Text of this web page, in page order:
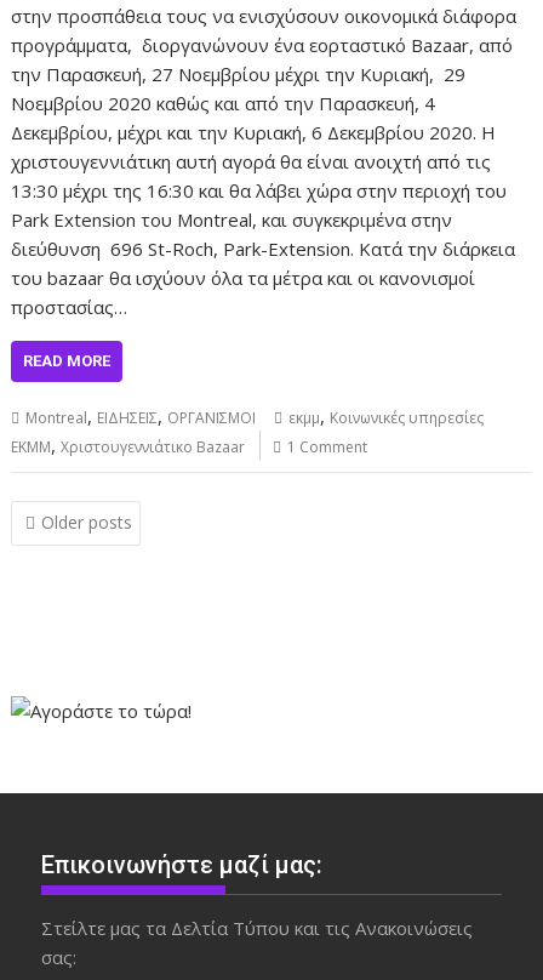
στην προσπάθεια τους να ενισχύσουν οικονομικά διάφορα
προγράμματα, διοργανώνουν ένα εορταστικό Bazaar, από
την Παρασκευή, 27 Νοεμβρίου μέχρι την Κυριακή, 29
Νοεμβρίου 2020 καθώς και από την Παρασκευή, 4
Δεκεμβρίου, μέχρι και την Κυριακή, 6 Δεκεμβρίου 2020. Η
χριστουγεννιάτικη αυτή αγορά θα είναι ανοιχτή από τις
13:30 μέχρι της 16:30 και θα λάβει χώρα στην περιοχή του
Park Extension του Montreal, και συγκεκριμένα στην
διεύθυνση 696 St-Roch, Park-Extension. Κατά την διάρκεια
του bazaar θα ισχύουν όλα τα μέτρα και οι κανονισμοί
προστασίας…
READ MORE
Montreal, ΕΙΔΗΣΕΙΣ, ΟΡΓΑΝΙΣΜΟΙ εκμμ, Κοινωνικές υπηρεσίες
ΕΚΜΜ,Χριστουγεννιάτικο Bazaar 1 Comment
Posts
navigation
Older posts
Επικοινωνήστε μαζί μας:
Στείλτε μας τα Δελτία Τύπου και τις Ανακοινώσεις
σας: